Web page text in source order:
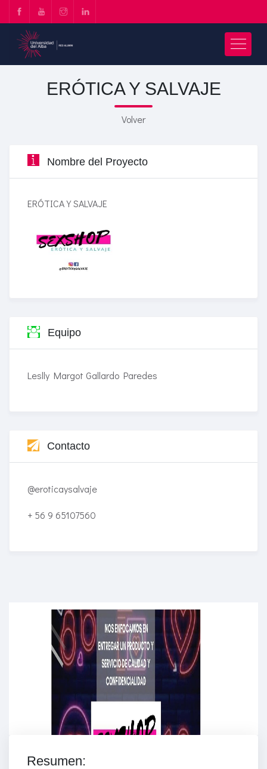
ERÓTICA Y SALVAJE
Volver
Nombre del Proyecto
ERÓTICA Y SALVAJE
Equipo
Leslly Margot Gallardo Paredes
Contacto
@eroticaysalvaje
+ 56 9 65107560
Get unlimited access to 2,000 of Educati’s top
courses for your team.
Join Now
Resumen: